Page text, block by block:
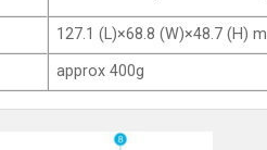
127.1 (L)×68.8 (W)×48.7 (H)
approx 400g